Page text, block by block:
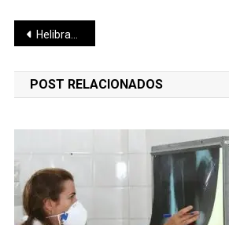
Navegação
de
Post
Helibras poderá produzir H145
POST RELACIONADOS